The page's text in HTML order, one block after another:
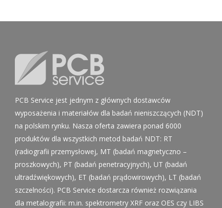
PCB Service jest jednym z głównych dostawców
wyposażenia i materiałów dla badań nieniszczących (NDT)
na polskim rynku. Nasza oferta zawiera ponad 6000
produktów dla wszystkich metod badań NDT: RT
(radiografii przemysłowej, MT (badań magnetyczno –
proszkowych), PT (badań penetracyjnych), UT (badań
ultradźwiękowych), ET (badań prądowirowych), LT (badań
szczelności). PCB Service dostarcza również rozwiązania
dla metalografii: m.in. spektrometry XRF oraz OES czy LIBS